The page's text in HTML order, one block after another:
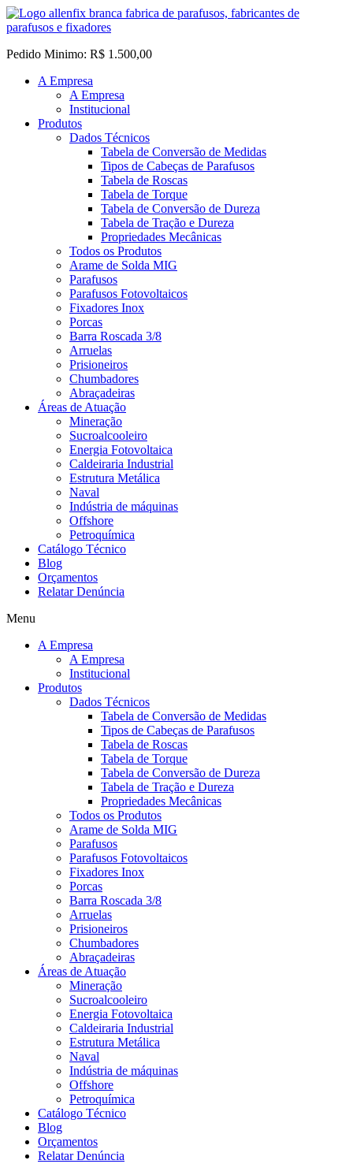
Pedido Minimo: R$ 1.500,00
A Empresa
A Empresa
Institucional
Produtos
Dados Técnicos
Tabela de Conversão de Medidas
Tipos de Cabeças de Parafusos
Tabela de Roscas
Tabela de Torque
Tabela de Conversão de Dureza
Tabela de Tração e Dureza
Propriedades Mecânicas
Todos os Produtos
Arame de Solda MIG
Parafusos
Parafusos Fotovoltaicos
Fixadores Inox
Porcas
Barra Roscada 3/8
Arruelas
Prisioneiros
Chumbadores
Abraçadeiras
Áreas de Atuação
Mineração
Sucroalcooleiro
Energia Fotovoltaica
Caldeiraria Industrial
Estrutura Metálica
Naval
Indústria de máquinas
Offshore
Petroquímica
Catálogo Técnico
Blog
Orçamentos
Relatar Denúncia
Menu
A Empresa
A Empresa
Institucional
Produtos
Dados Técnicos
Tabela de Conversão de Medidas
Tipos de Cabeças de Parafusos
Tabela de Roscas
Tabela de Torque
Tabela de Conversão de Dureza
Tabela de Tração e Dureza
Propriedades Mecânicas
Todos os Produtos
Arame de Solda MIG
Parafusos
Parafusos Fotovoltaicos
Fixadores Inox
Porcas
Barra Roscada 3/8
Arruelas
Prisioneiros
Chumbadores
Abraçadeiras
Áreas de Atuação
Mineração
Sucroalcooleiro
Energia Fotovoltaica
Caldeiraria Industrial
Estrutura Metálica
Naval
Indústria de máquinas
Offshore
Petroquímica
Catálogo Técnico
Blog
Orçamentos
Relatar Denúncia